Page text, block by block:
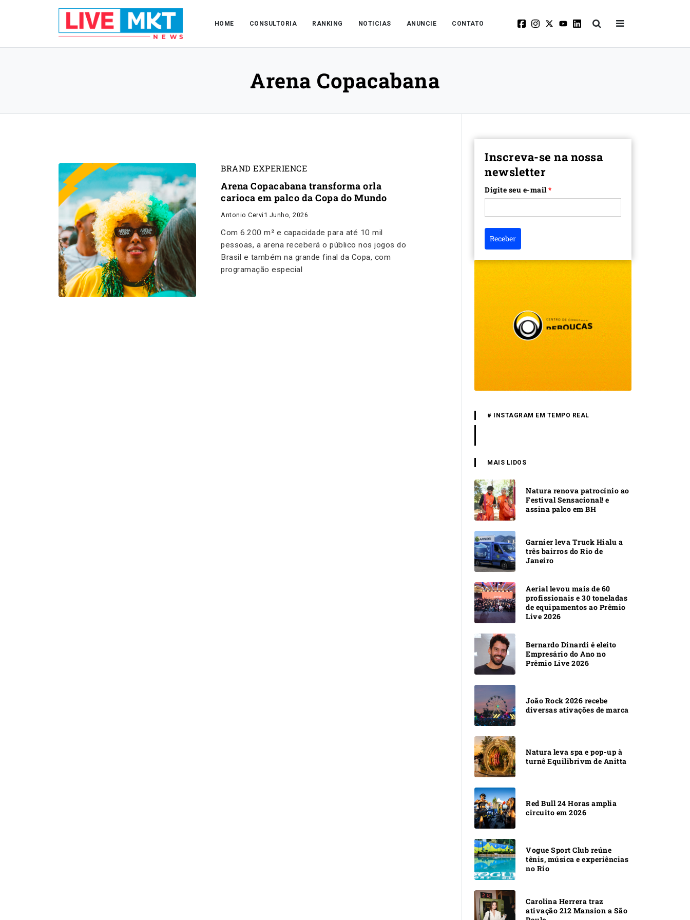
HOME CONSULTORIA RANKING NOTICIAS ANUNCIE CONTATO
Arena Copacabana
BRAND EXPERIENCE
Arena Copacabana transforma orla
carioca em palco da Copa do Mundo
Antonio Cervi 1 Junho, 2026
Com 6.200 m² e capacidade para até 10 mil
pessoas, a arena receberá o público nos jogos do
Brasil e também na grande final da Copa, com
programação especial
Inscreva-se na nossa
newsletter
Digite seu e-mail*
Receber
# INSTAGRAM EM TEMPO REAL
MAIS LIDOS
Natura renova patrocínio ao
Festival Sensacional! e
assina palco em BH
Garnier leva Truck Hialu a
três bairros do Rio de
Janeiro
Aerial levou mais de 60
profissionais e 30 toneladas
de equipamentos ao Prêmio
Live 2026
Bernardo Dinardi é eleito
Empresário do Ano no
Prêmio Live 2026
João Rock 2026 recebe
diversas ativações de marca
Natura leva spa e pop-up à
turnê Equilibrivm de Anitta
Red Bull 24 Horas amplia
circuito em 2026
Vogue Sport Club reúne
tênis, música e experiências
no Rio
Carolina Herrera traz
ativação 212 Mansion a São